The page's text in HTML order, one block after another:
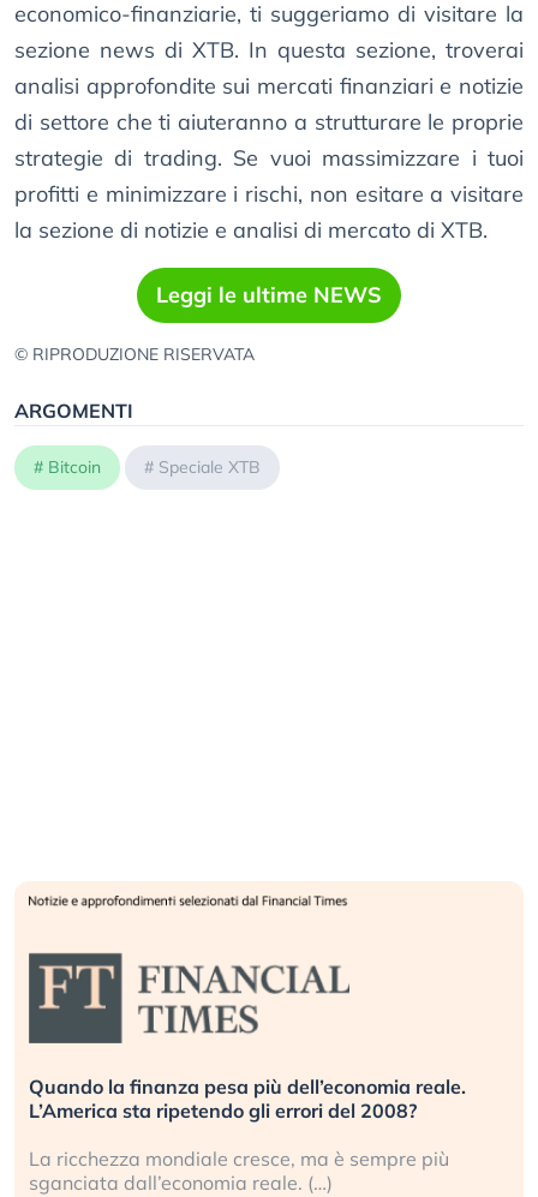
economico-finanziarie, ti suggeriamo di visitare la
sezione news di XTB. In questa sezione, troverai
analisi approfondite sui mercati finanziari e notizie
di settore che ti aiuteranno a strutturare le proprie
strategie di trading. Se vuoi massimizzare i tuoi
profitti e minimizzare i rischi, non esitare a visitare
la sezione di notizie e analisi di mercato di XTB.
Leggi le ultime NEWS
© RIPRODUZIONE RISERVATA
ARGOMENTI
# Bitcoin # Speciale XTB
reale.
del 2008?
è sempre più
Russia e Cina pronti a spegnere
investitori stanno sottovalutando
Gli investitori tech continuano a
geopolitico: il (…)